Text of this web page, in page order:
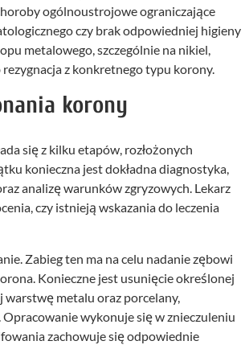
ogólnoustrojowe ograniczające
czy brak odpowiedniej higieny
metalowego, szczególnie na nikiel,
z konkretnego typu korony.
korony
się z kilku etapów, rozłożonych
konieczna jest dokładna diagnostyka,
analizę warunków zgryzowych. Lekarz
czy istnieją wskazania do leczenia
Zabieg ten ma na celu nadanie zębowi
Konieczne jest usunięcie określonej
warstwę metalu oraz porcelany,
wykonuje się w znieczuleniu
zachowuje się odpowiednie